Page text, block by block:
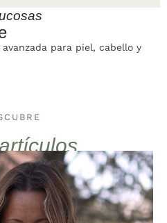
para piel, cabello y